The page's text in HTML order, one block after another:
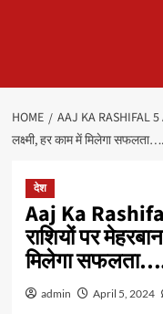
HOME
AAJ KA RASHIFAL 5
लक्ष्मी, हर काम में मिलेगा
देश
Aaj Ka
राशियों पर
मिलेगा
admin April 5, 2024